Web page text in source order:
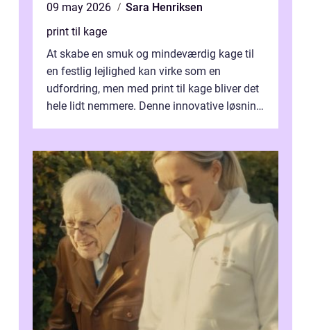
09 may 2026
Sara Henriksen
print til kage
At skabe en smuk og mindeværdig kage til
en festlig lejlighed kan virke som en
udfordring, men med print til kage bliver det
hele lidt nemmere. Denne innovative løsning